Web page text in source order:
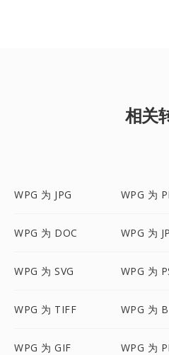
相关
WPG 为 JPG WPG 为
WPG 为 DOC WPG 为
WPG 为 SVG WPG 为
WPG 为 TIFF WPG 为
WPG 为 GIF WPG 为